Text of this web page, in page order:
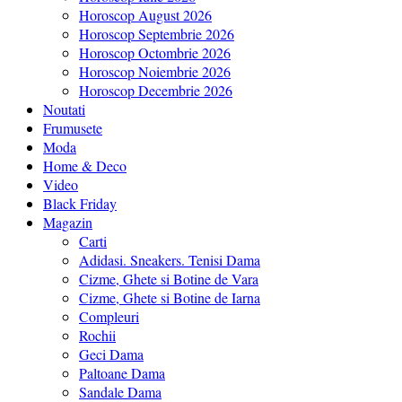
Horoscop August 2026
Horoscop Septembrie 2026
Horoscop Octombrie 2026
Horoscop Noiembrie 2026
Horoscop Decembrie 2026
Noutati
Frumusete
Moda
Home & Deco
Video
Black Friday
Magazin
Carti
Adidasi. Sneakers. Tenisi Dama
Cizme, Ghete si Botine de Vara
Cizme, Ghete si Botine de Iarna
Compleuri
Rochii
Geci Dama
Paltoane Dama
Sandale Dama